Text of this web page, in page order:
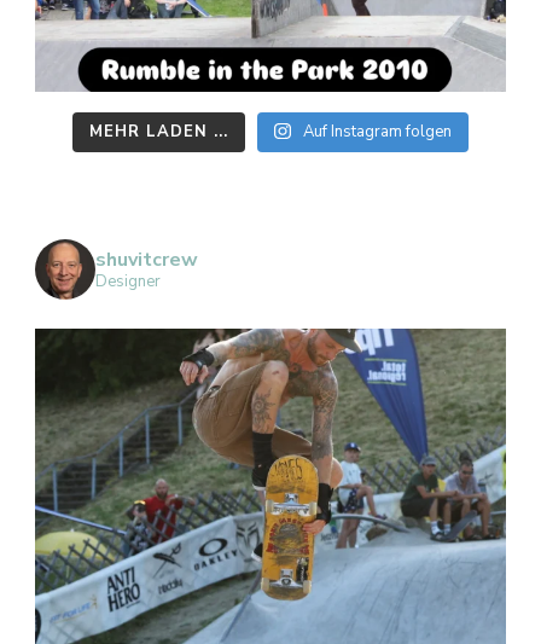
MEHR LADEN ... Auf Instagram folgen
shuvitcrew
Designer